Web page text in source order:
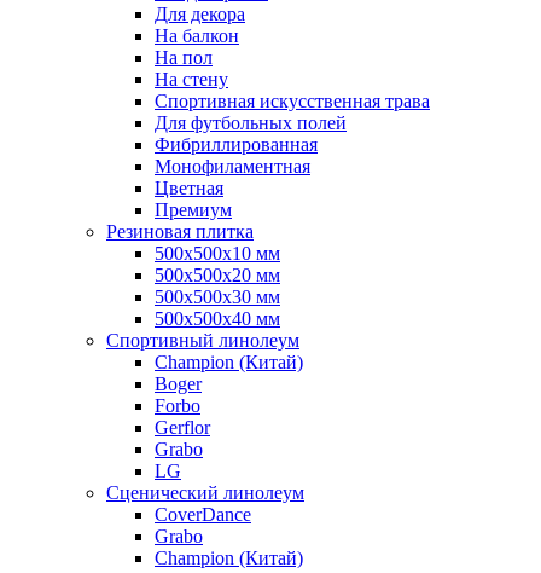
Для декора
На балкон
На пол
На стену
Спортивная искусственная трава
Для футбольных полей
Фибриллированная
Монофиламентная
Цветная
Премиум
Резиновая плитка
500х500х10 мм
500х500х20 мм
500х500х30 мм
500х500х40 мм
Спортивный линолеум
Champion (Китай)
Boger
Forbo
Gerflor
Grabo
LG
Сценический линолеум
CoverDance
Grabo
Champion (Китай)